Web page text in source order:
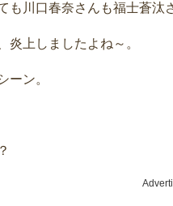
も川口春奈さんも福士蒼汰
炎上しましたよね～。
ーン。